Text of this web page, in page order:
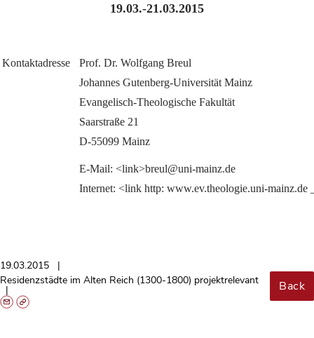
19.03.-21.03.2015
Kontaktadresse
Prof. Dr. Wolfgang Breul
Johannes Gutenberg-Universität Mainz
Evangelisch-Theologische Fakultät
Saarstraße 21
D-55099 Mainz
E-Mail: <link>breul@uni-mainz.de
Internet: <link http: www.ev.theologie.uni-mainz.de
19.03.2015
Residenzstädte im Alten Reich (1300-1800) projektrelevant
Back